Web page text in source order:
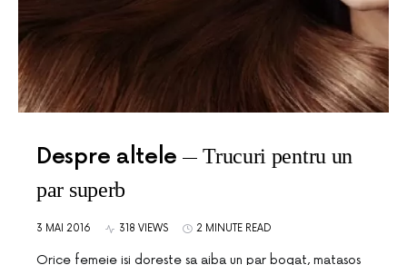
Despre altele
Trucuri pentru un
par superb
3 MAI 2016 318 VIEWS 2 MINUTE READ
Orice femeie isi doreste sa aiba un par bogat, matasos